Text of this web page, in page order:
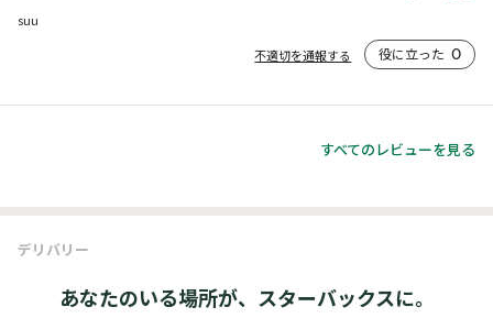
suu
不適切を通報する 役に立った 0
すべてのレビューを見る
デリバリー
あなたのいる場所が、スターバックスに。